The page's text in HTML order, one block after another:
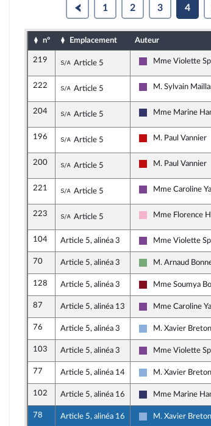
1 2 3 4
n° Emplacement Auteur
219 Sous-amendement de
Article 5 Ensemble pour la
Mme Violette
222 Sous-amendement de
Article 5 Ensemble pour la
M. Sylvain
204 Sous-amendement de
Article 5 Rassemblement
Mme Marine
196 Sous-amendement de
Article 5 La France
M. Paul Vannier
200 Sous-amendement de
Article 5 La France
M. Paul Vannier
221 Sous-amendement de
Article 5 Ensemble pour la
Mme Caroline
223 Sous-amendement de
Article 5 Socialistes et
Mme Florence
104 Article 5, alinéa 3
Ensemble pour la
Mme Violette
70 Article 5, alinéa 3
Écologiste et
M. Arnaud
128 Article 5, alinéa 3
Gauche
Mme Soumya
87 Article 5, alinéa 13
Ensemble pour la
Mme Caroline
76 Article 5, alinéa 3
Droite Républicaine
M. Xavier Breton
103 Article 5, alinéa 3
Ensemble pour la
Mme Violette
77 Article 5, alinéa 14
Droite Républicaine
M. Xavier Breton
102 Article 5, alinéa 16
Rassemblement
Mme Marine
78 Article 5, alinéa 16
Droite Républicaine
M. Xavier Breton